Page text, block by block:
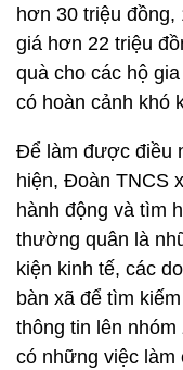
hơn 30 triệu
giá hơn 22 triệu
quà cho các hộ
có hoàn cảnh khó
Để làm được điều
hiện, Đoàn TNCS
hành động và tìm
thường quân là
kiện kinh tế, các
bàn xã để tìm
thông tin lên
có những việc làm